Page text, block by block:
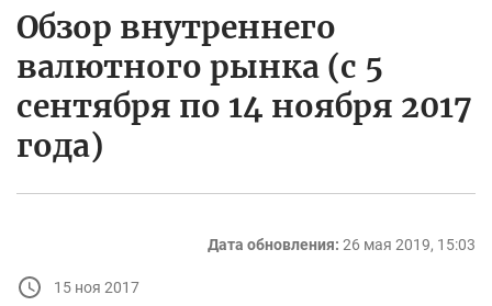
Обзор внутреннего
валютного рынка (с 5
сентября по 14 ноября 2017
года)
Дата обновления: 26 мая 2019, 15:03
15 ноя 2017